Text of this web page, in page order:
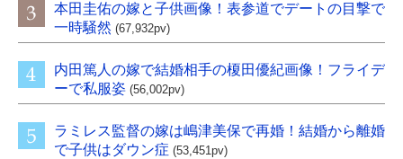
本田圭佑の嫁と子供画像！表参道でデートの目撃で
一時騒然 (67,932pv)
内田篤人の嫁で結婚相手の榎田優紀画像！フライデ
ーで私服姿 (56,002pv)
ラミレス監督の嫁は嶋津美保で再婚！結婚から離婚
で子供はダウン症 (53,451pv)